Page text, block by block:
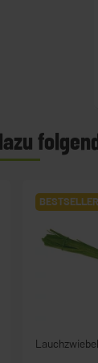
BESTSELLER
Lauchzwiebel